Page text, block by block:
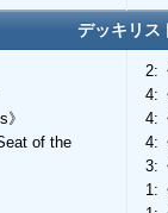
デッキリス
of the
2:
4:
4:
4:
3:
1: